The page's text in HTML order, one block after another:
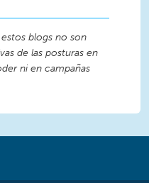
blogs no son
de las posturas en
ni en campañas